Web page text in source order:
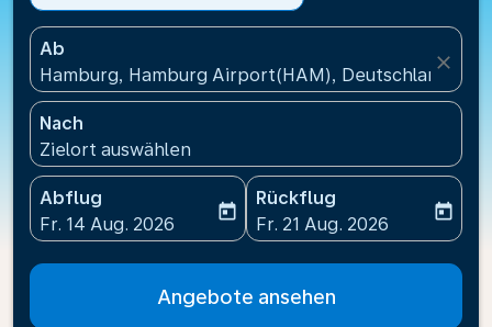
Ab
Hamburg, Hamburg Airport(HAM), Deutschland
close
Nach
Zielort auswählen
Abflug
fc-booking-departure-date-aria-label
Fr. 14 Aug. 2026
today
Rückflug
fc-booking-return-date-
Fr. 21 Aug. 2026
today
Angebote ansehen